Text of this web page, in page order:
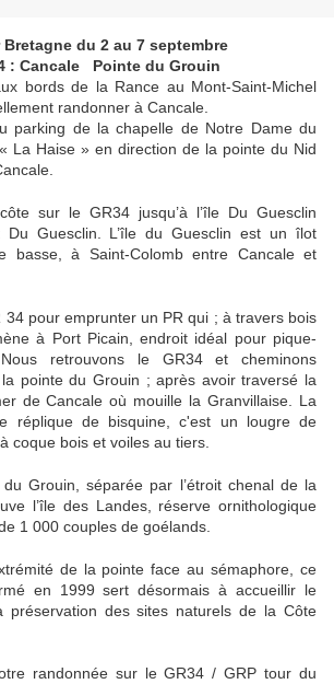
Bretagne du 2 au 7 septembre
: Cancale Pointe du Grouin
bords de la Rance au Mont-Saint-Michel
randonner à Cancale.
parking de la chapelle de Notre Dame du
La Haise » en direction de la pointe du Nid
sur le GR34 jusqu’à l’île Du Guesclin
Du Guesclin. L’île du Guesclin est un îlot
basse, à Saint-Colomb entre Cancale et
34 pour emprunter un PR qui ; à travers bois
à Port Picain, endroit idéal pour pique-
retrouvons le GR34 et cheminons
pointe du Grouin ; après avoir traversé la
de Cancale où mouille la Granvillaise. La
réplique de bisquine, c'est un lougre de
coque bois et voiles au tiers.
Grouin, séparée par l’étroit chenal de la
l’île des Landes, réserve ornithologique
1 000 couples de goélands.
de la pointe face au sémaphore, ce
en 1999 sert désormais à accueillir le
préservation des sites naturels de la Côte
randonnée sur le GR34 / GRP tour du